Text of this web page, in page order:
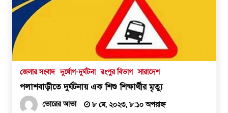
পুলিশ কোনো দলের লাঠিয়াল বাহিনী নয়:
স্বরাষ্ট্রমন্ত্রী
২ আগস্ট, ২০২৬, ১১:২৭ পূর্বাহ্ন
স্বরাষ্ট্র মন্ত্রণালয়ের তালিকাভুক্ত মাদক কারবারির
প্রকাশ্যে চলাফেরা, জনমনে ক্ষোভ
১ আগস্ট, ২০২৬, ৯:৫০ অপরাহ্ন
জেলার সংবাদ দুর্যোগ-দুর্ঘটনা রংপুর বিভাগ সারাদেশ
পলাশবাড়ীতে দুর্ঘটনায় এক শিশু শিক্ষার্থীর মৃত্যু
ভোরের আভা ৮ মে, ২০২৩, ৮:১০ অপরাহ্ন